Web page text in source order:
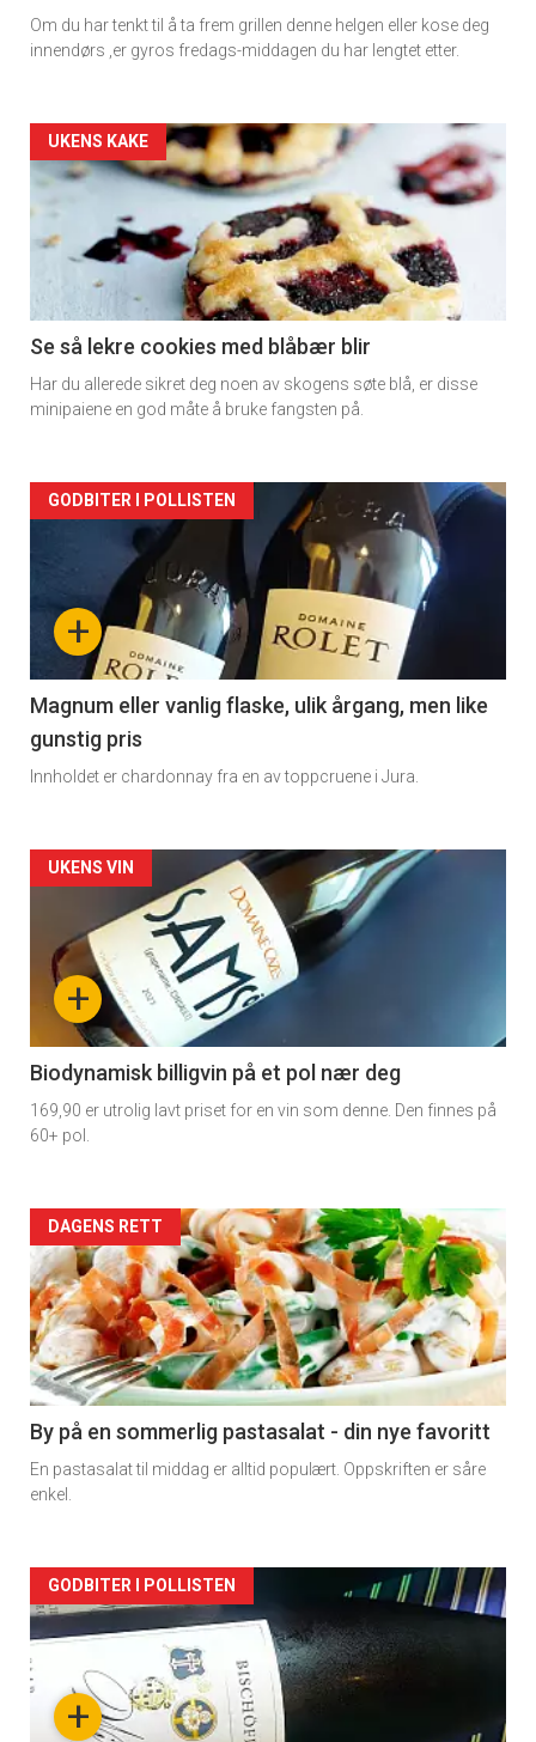
Om du har tenkt til å ta frem grillen denne helgen eller kose deg
innendørs ,er gyros fredags-middagen du har lengtet etter.
Forsiden
akkurat
nå
2
UKENS KAKE
Se så lekre cookies med blåbær blir
Har du allerede sikret deg noen av skogens søte blå, er disse
minipaiene en god måte å bruke fangsten på.
Forsiden
akkurat
nå
3
+
GODBITER I POLLISTEN
Magnum eller vanlig flaske, ulik årgang, men like
gunstig pris
Innholdet er chardonnay fra en av toppcruene i Jura.
Forsiden
akkurat
nå
4
+
UKENS VIN
Biodynamisk billigvin på et pol nær deg
169,90 er utrolig lavt priset for en vin som denne. Den finnes på
60+ pol.
Forsiden
akkurat
nå
-
5
DAGENS RETT
By på en sommerlig pastasalat - din nye favoritt
En pastasalat til middag er alltid populært. Oppskriften er såre
enkel.
Forsiden
akkurat
nå+
GODBITER I POLLISTEN